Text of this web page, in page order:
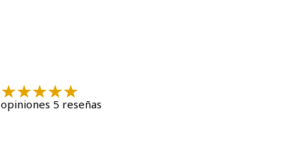
opiniones 5 reseñas